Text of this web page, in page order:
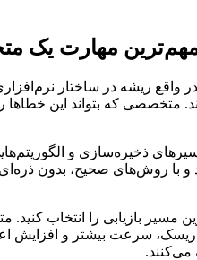
مهم‌ترین مهارت
واقع ریشه در ساختار
متخصصی که بتواند این
ذخیره‌سازی و
و با روش‌های صحیح، بدون
مسیر بازیابی را انتخاب
سرعت بیشتر و افزایش
می‌کنند.